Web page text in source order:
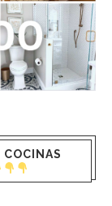
COCINAS